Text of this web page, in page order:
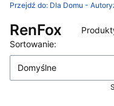
Przejdź do: Dla Domu - Autoryzowany sklep
RenFox
Lista produktów
Sortowanie:
Domyślne